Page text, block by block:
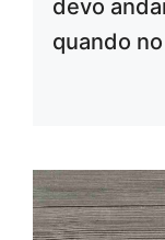
devo
quando no